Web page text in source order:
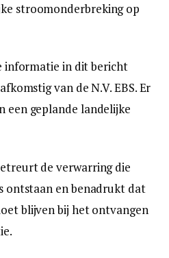
stroomonderbreking op
informatie in dit bericht
van de N.V. EBS. Er
een geplande landelijke
de verwarring die
ontstaan en benadrukt dat
blijven bij het ontvangen